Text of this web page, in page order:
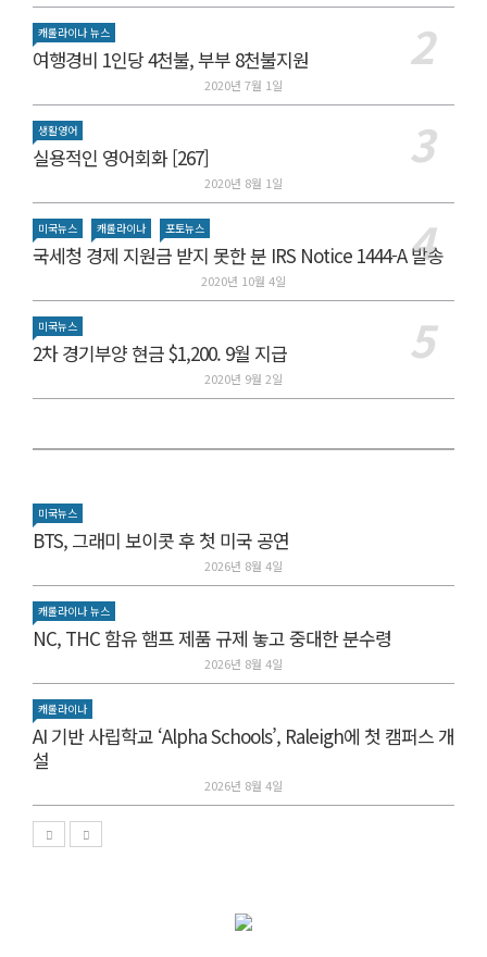
캐롤라이나 뉴스
여행경비 1인당 4천불, 부부 8천불지원
2020년 7월 1일
생활영어
실용적인 영어회화 [267]
2020년 8월 1일
미국뉴스 캐롤라이나 포토뉴스
국세청 경제 지원금 받지 못한 분 IRS Notice 1444-A 발송
2020년 10월 4일
미국뉴스
2차 경기부양 현금 $1,200. 9월 지급
2020년 9월 2일
미국뉴스
BTS, 그래미 보이콧 후 첫 미국 공연
2026년 8월 4일
캐롤라이나 뉴스
NC, THC 함유 햄프 제품 규제 놓고 중대한 분수령
2026년 8월 4일
캐롤라이나
AI 기반 사립학교 ‘Alpha Schools’, Raleigh에 첫 캠퍼스 개
설
2026년 8월 4일